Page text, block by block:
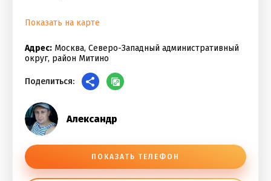
Показать на карте
Адрес: Москва, Северо-Западный административный
округ, район Митино
Поделиться:
Александр
ПОКАЗАТЬ ТЕЛЕФОН